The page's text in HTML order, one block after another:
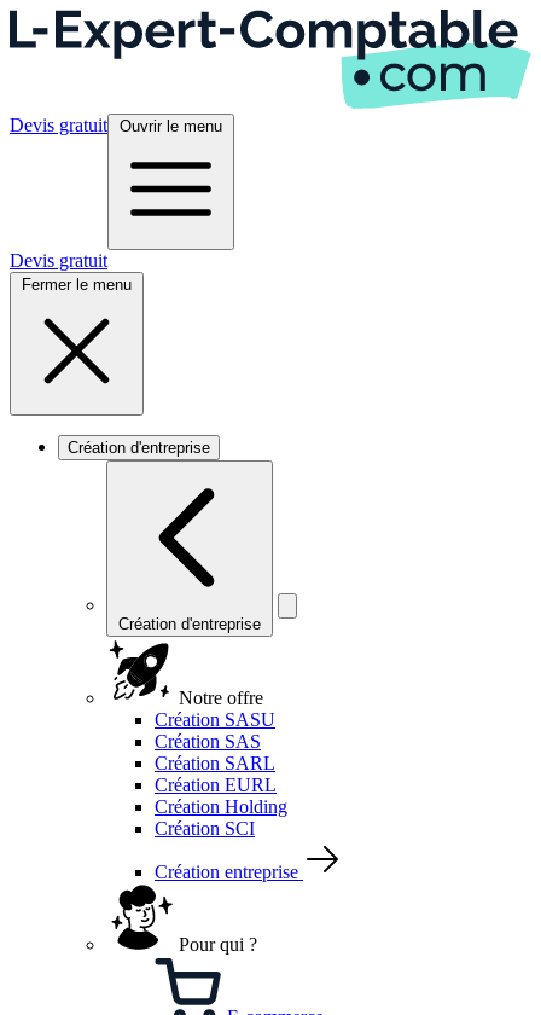
Devis gratuit Ouvrir le menu
Devis gratuit
Fermer le menu
Création d'entreprise
Création d'entreprise
Notre offre
Création SASU
Création SAS
Création SARL
Création EURL
Création Holding
Création SCI
Création entreprise
Pour qui ?